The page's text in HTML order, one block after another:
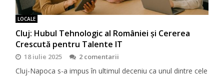
LOCALE
Cluj: Hubul Tehnologic al României și Cererea
Crescută pentru Talente IT
18 iulie 2025 2 comentarii
Cluj-Napoca s-a impus în ultimul deceniu ca unul dintre cele